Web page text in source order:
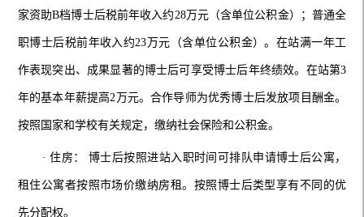
家资助B档博士后税前年收入约28万元（含单位公积金）；普通全
职博士后税前年收入约23万元（含单位公积金）。在站满一年工
作表现突出、成果显著的博士后可享受博士后年终绩效。在站第3
年的基本年薪提高2万元。合作导师为优秀博士后发放项目酬金。
按照国家和学校有关规定，缴纳社会保险和公积金。
· 住房： 博士后按照进站入职时间可排队申请博士后公寓，
租住公寓者按照市场价缴纳房租。按照博士后类型享有不同的优
先分配权。